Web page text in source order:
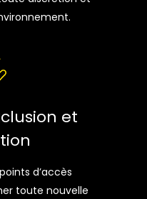
et
d’accès
toute nouvelle